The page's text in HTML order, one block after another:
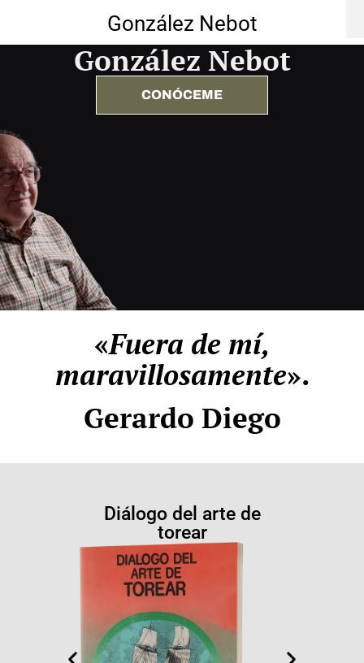
González Nebot
González Nebot
CONÓCEME
«Fuera de mí,
maravillosamente».
Gerardo Diego
Diálogo del arte de
torear